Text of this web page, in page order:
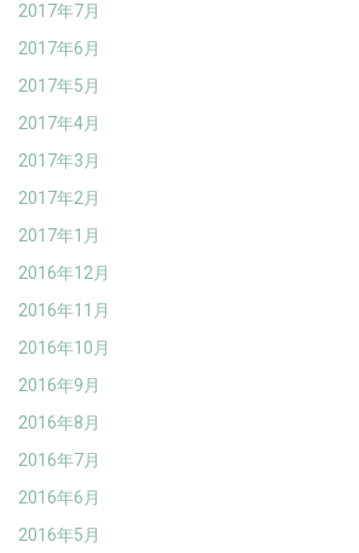
2017年7月
2017年6月
2017年5月
2017年4月
2017年3月
2017年2月
2017年1月
2016年12月
2016年11月
2016年10月
2016年9月
2016年8月
2016年7月
2016年6月
2016年5月